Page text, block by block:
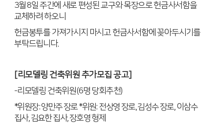
3월8일 주간에 새로 편성된 교구와 목장으로 헌금사서함을
교체하려 하오니
헌금봉투를 가져가시지 마시고 헌금사서함에 꽂아두시기를
부탁드립니다.
[리모델링 건축위원 추가모집 공고]
-리모델링 건축위원(6명 당회추천)
*위원장:양만주 장로*위원: 전상영 장로,김성수 장로,이삼수
집사,김요한 집사,장호영 형제